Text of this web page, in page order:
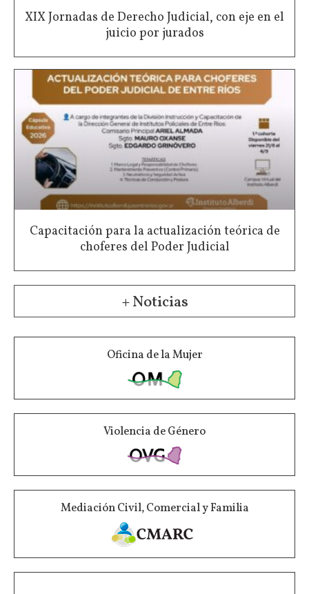
XIX Jornadas de Derecho Judicial, con eje en el
juicio por jurados
Capacitación para la actualización teórica de
choferes del Poder Judicial
+ Noticias
Oficina de la Mujer
Violencia de Género
Mediación Civil, Comercial y Familia